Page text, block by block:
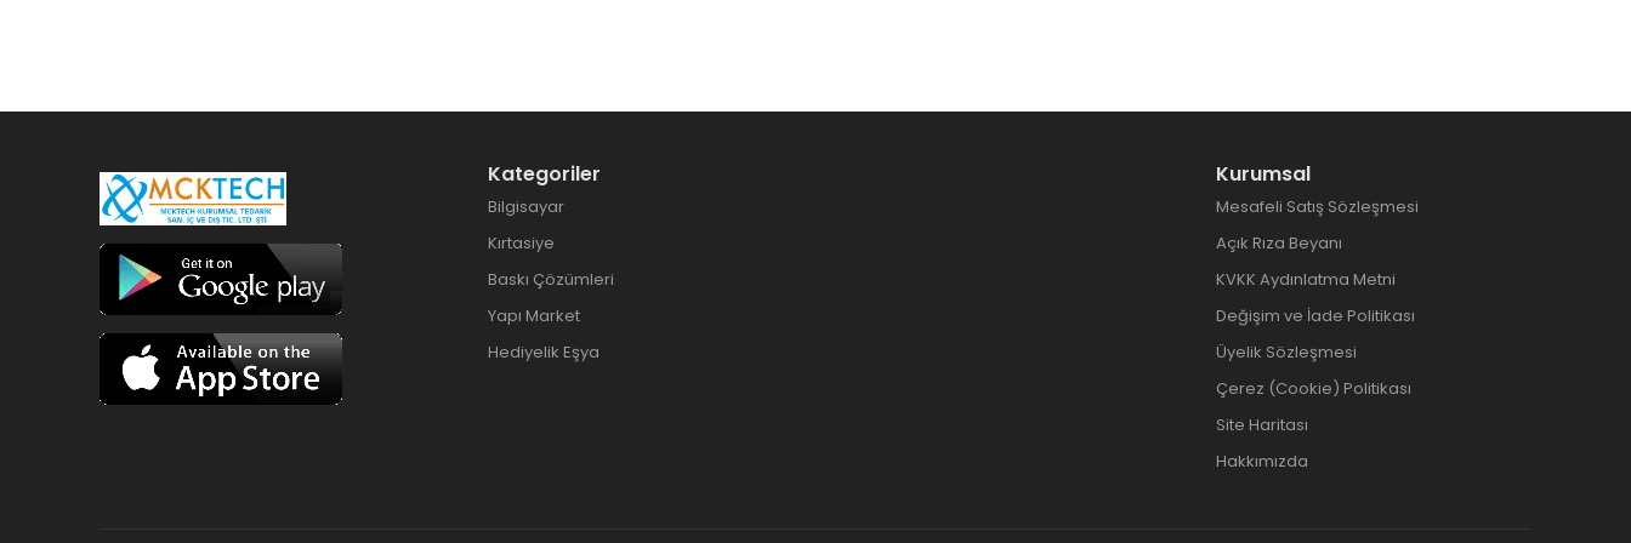
Kategoriler
Bilgisayar
Kırtasiye
Baskı Çözümleri
Yapı Market
Hediyelik Eşya
Kurumsal
Mesafeli Satış Sözleşmesi
Açık Rıza Beyanı
KVKK Aydınlatma Metni
Değişim ve İade Politikası
Üyelik Sözleşmesi
Çerez (Cookie) Politikası
Site Haritası
Hakkımızda